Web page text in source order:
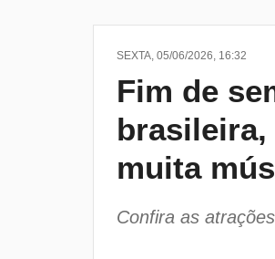
SEXTA, 05/06/2026, 16:32
Fim de
muita
Confira as